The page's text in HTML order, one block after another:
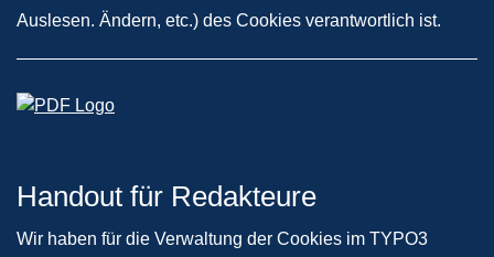
Auslesen. Ändern, etc.) des Cookies verantwortlich ist.
Handout für Redakteure
Wir haben für die Verwaltung der Cookies im TYPO3